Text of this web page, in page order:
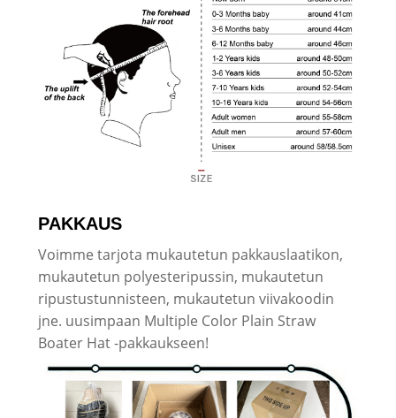
PAKKAUS
Voimme tarjota mukautetun pakkauslaatikon,
mukautetun polyesteripussin, mukautetun
ripustustunnisteen, mukautetun viivakoodin
jne. uusimpaan Multiple Color Plain Straw
Boater Hat -pakkaukseen!